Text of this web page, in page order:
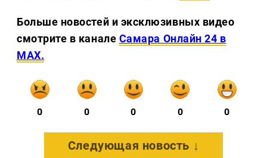
Больше новостей и эксклюзивных видео
смотрите в канале Самара Онлайн 24 в
MAX.
0 0 0 0 0
Следующая новость ↓